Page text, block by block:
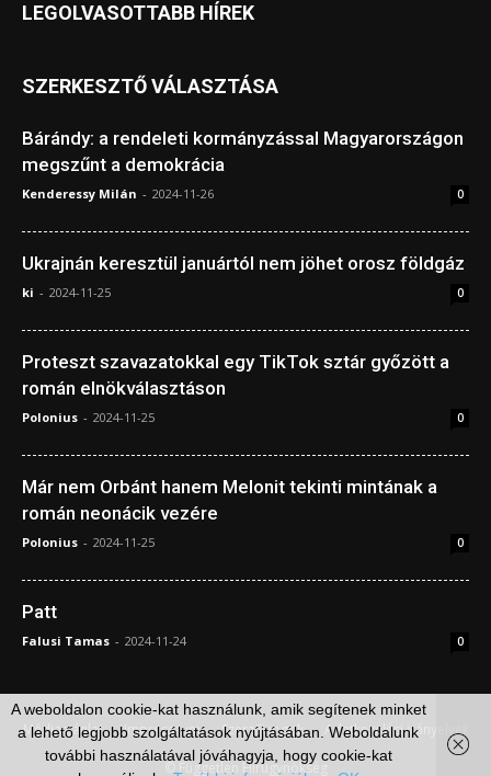
LEGOLVASOTTABB HÍREK
SZERKESZTŐ VÁLASZTÁSA
Bárándy: a rendeleti kormányzással Magyarországon
megszűnt a demokrácia
Kenderessy Milán - 2024-11-26 0
Ukrajnán keresztül januártól nem jöhet orosz földgáz
ki - 2024-11-25 0
Proteszt szavazatokkal egy TikTok sztár győzött a
román elnökválasztáson
Polonius - 2024-11-25 0
Már nem Orbánt hanem Melonit tekinti mintának a
román neonácik vezére
Polonius - 2024-11-25 0
Patt
Falusi Tamas - 2024-11-24 0
Médiaajánlat Impresszum Szerzői jogok Adatkezelési irányelvek
© Független Hírügynökség
A weboldalon cookie-kat használunk, amik segítenek minket
a lehető legjobb szolgáltatások nyújtásában. Weboldalunk
további használatával jóváhagyja, hogy cookie-kat